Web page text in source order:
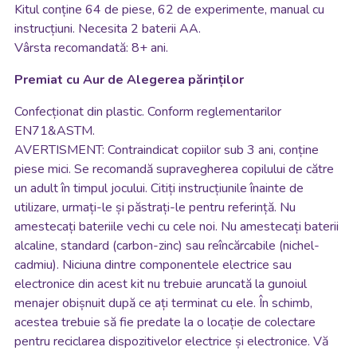
Kitul conține 64 de piese, 62 de experimente, manual cu
instrucțiuni. Necesita 2 baterii AA.
Vârsta recomandată: 8+ ani.
Premiat cu Aur de Alegerea părinților
Confecționat din plastic. Conform reglementarilor
EN71&ASTM.
AVERTISMENT: Contraindicat copiilor sub 3 ani, conține
piese mici. Se recomandă supravegherea copilului de către
un adult în timpul jocului. Citiți instrucțiunile înainte de
utilizare, urmați-le și păstrați-le pentru referință. Nu
amestecați bateriile vechi cu cele noi. Nu amestecați baterii
alcaline, standard (carbon-zinc) sau reîncărcabile (nichel-
cadmiu). Niciuna dintre componentele electrice sau
electronice din acest kit nu trebuie aruncată la gunoiul
menajer obișnuit după ce ați terminat cu ele. În schimb,
acestea trebuie să fie predate la o locație de colectare
pentru reciclarea dispozitivelor electrice și electronice. Vă